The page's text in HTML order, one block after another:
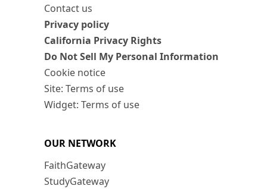
Contact us
Privacy policy
California Privacy Rights
Do Not Sell My Personal Information
Cookie notice
Site: Terms of use
Widget: Terms of use
OUR NETWORK
FaithGateway
StudyGateway